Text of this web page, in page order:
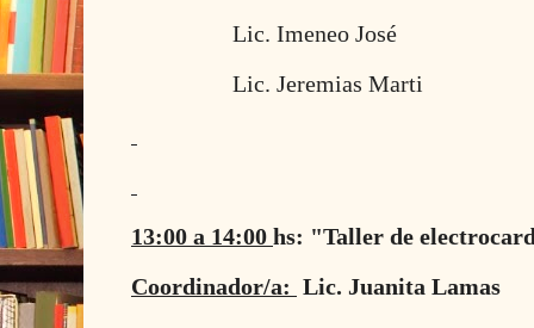
Lic. Imeneo José
Lic. Jeremias Marti
13:00 a 14:00 hs: "Taller de
Coordinador/a: Lic. Juanita Lamas